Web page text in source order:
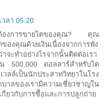
ลา 05:20
ต้องการขายไตของคุณ? คุณ
องคุณด้วยเงินเนื่องจากการพัง
จะทำอย่างไรจากนั้นติดต่อเรา
น 500,000 ดอลลาร์สำหรับไต
เป็นนักประสาทวิทยาในโรง
าลของเรามีความเชี่ยวชาญใน
กี่ยวกับการซื้อและการปลูกถ่าย